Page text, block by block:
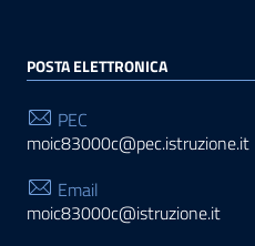
POSTA ELETTRONICA
PEC
moic83000c@pec.istruzione.it
Email
moic83000c@istruzione.it